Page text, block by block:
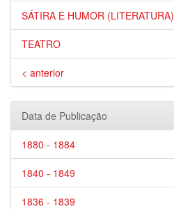
SÁTIRA E HUMOR (LITERATURA)
TEATRO
< anterior
Data de Publicação
1880 - 1884
1840 - 1849
1836 - 1839